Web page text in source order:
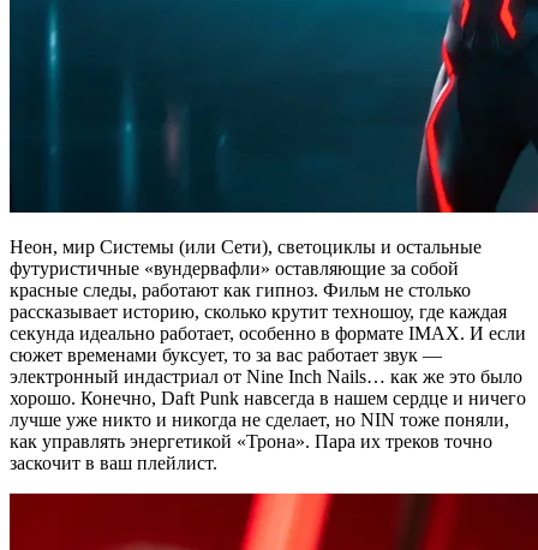
Неон, мир Системы (или Сети), светоциклы и остальные
футуристичные «вундервафли» оставляющие за собой
красные следы, работают как гипноз. Фильм не столько
рассказывает историю, сколько крутит техношоу, где каждая
секунда идеально работает, особенно в формате IMAX. И если
сюжет временами буксует, то за вас работает звук —
электронный индастриал от Nine Inch Nails… как же это было
хорошо. Конечно, Daft Punk навсегда в нашем сердце и ничего
лучше уже никто и никогда не сделает, но NIN тоже поняли,
как управлять энергетикой «Трона». Пара их треков точно
заскочит в ваш плейлист.